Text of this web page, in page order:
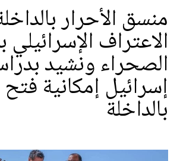
منسق الأحرار
الاعتراف الإسرائيلي
الصحراء ونشيد
إسرائيل إمكانية
بالداخلة